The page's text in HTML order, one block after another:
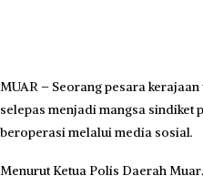
MUAR – Seorang pesara
selepas menjadi mangsa sindiket
beroperasi melalui media sosial.
Menurut Ketua Polis Daerah